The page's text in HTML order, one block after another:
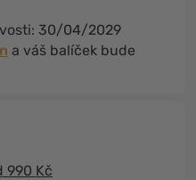
30/04/2029
a váš balíček bude
990 Kč